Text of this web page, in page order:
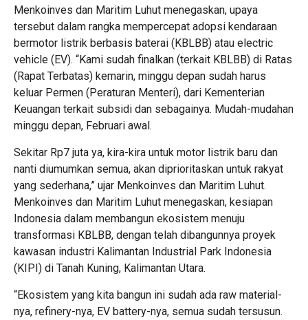
Menkoinves dan Maritim Luhut menegaskan, upaya
tersebut dalam rangka mempercepat adopsi kendaraan
bermotor listrik berbasis baterai (KBLBB) atau electric
vehicle (EV). “Kami sudah finalkan (terkait KBLBB) di Ratas
(Rapat Terbatas) kemarin, minggu depan sudah harus
keluar Permen (Peraturan Menteri), dari Kementerian
Keuangan terkait subsidi dan sebagainya. Mudah-mudahan
minggu depan, Februari awal.
Sekitar Rp7 juta ya, kira-kira untuk motor listrik baru dan
nanti diumumkan semua, akan diprioritaskan untuk rakyat
yang sederhana,” ujar Menkoinves dan Maritim Luhut.
Menkoinves dan Maritim Luhut menegaskan, kesiapan
Indonesia dalam membangun ekosistem menuju
transformasi KBLBB, dengan telah dibangunnya proyek
kawasan industri Kalimantan Industrial Park Indonesia
(KIPI) di Tanah Kuning, Kalimantan Utara.
“Ekosistem yang kita bangun ini sudah ada raw material-
nya, refinery-nya, EV battery-nya, semua sudah tersusun.